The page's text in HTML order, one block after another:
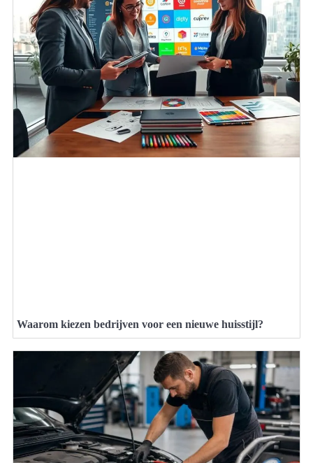
Waarom kiezen bedrijven voor een nieuwe huisstijl?